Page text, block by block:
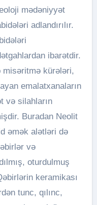
mədəniyyət
adlandırılır.
ibarətdir.
misəritmə kürələri,
emalatxanaların
və silahların
Buradan Neolit
əmək alətləri də
və
oturdulmuş
keramikası
tunc, qılınc,